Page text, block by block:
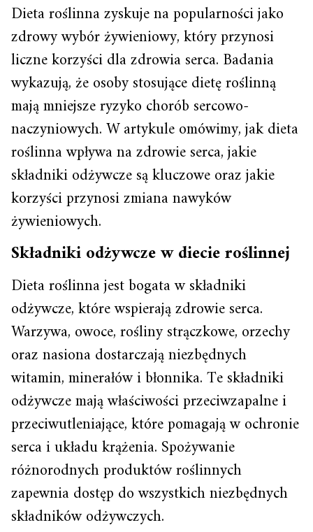
Dieta roślinna zyskuje na popularności jako
zdrowy wybór żywieniowy, który przynosi
liczne korzyści dla zdrowia serca. Badania
wykazują, że osoby stosujące dietę roślinną
mają mniejsze ryzyko chorób sercowo-
naczyniowych. W artykule omówimy, jak dieta
roślinna wpływa na zdrowie serca, jakie
składniki odżywcze są kluczowe oraz jakie
korzyści przynosi zmiana nawyków
żywieniowych.
Składniki odżywcze w diecie roślinnej
Dieta roślinna jest bogata w składniki
odżywcze, które wspierają zdrowie serca.
Warzywa, owoce, rośliny strączkowe, orzechy
oraz nasiona dostarczają niezbędnych
witamin, minerałów i błonnika. Te składniki
odżywcze mają właściwości przeciwzapalne i
przeciwutleniające, które pomagają w ochronie
serca i układu krążenia. Spożywanie
różnorodnych produktów roślinnych
zapewnia dostęp do wszystkich niezbędnych
składników odżywczych.